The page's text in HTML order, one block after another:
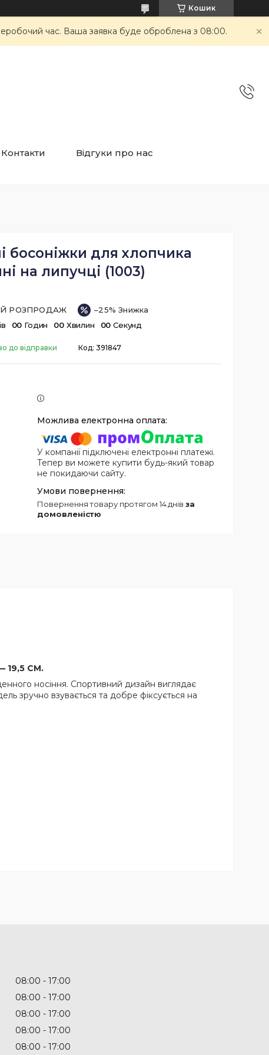
Кошик
час. Ваша заявка буде оброблена з 08:00.
Контакти Відгуки про нас
босоніжки для хлопчика
на липучці (1003)
РОЗПРОДАЖ
–25%
00 Годин 00 Хвилин 00 Секунд
до відправки Код: 391847
У компанії підключені електронні платежі.
Тепер ви можете купити будь-який товар
не покидаючи сайту.
повернення товару протягом 14 днів за
домовленістю
19,5 СМ.
носіння. Спортивний дизайн виглядає
зручно взувається та добре фіксується на
08:00
17:00
08:00
17:00
08:00
17:00
08:00
17:00
08:00 17:00